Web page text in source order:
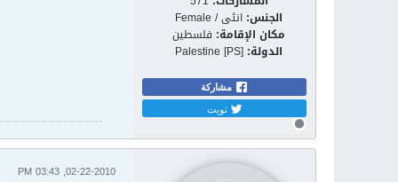
الجنس: انثى / Female
مكان الإقامة: فلسطين
الدولة: Palestine [PS]
مشاركة
تويت
02-22-2010, 03:43 PM